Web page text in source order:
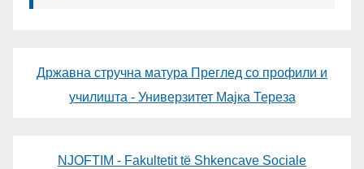
Државна стручна матура Преглед со профили и
училишта - Универзитет Мајка Тереза
NJOFTIM - Fakultetit të Shkencave Sociale